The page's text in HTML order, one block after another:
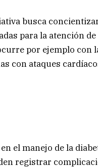
busca
para la atención
por ejemplo con
con ataques
el manejo de la
registrar